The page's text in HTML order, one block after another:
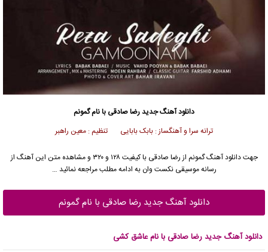
دانلود آهنگ جدیدرضا صادقی با نام گمونم
ترانه سرا و آهنگساز : بابک بابایی تنظیم : معین راهبر
جهت دانلود آهنگ گمونم از رضا صادقی
با کیفیت ۱۲۸ و ۳۲۰ و مشاهده متن این آهنگ از
رسانه موسیقی نکست وان به ادامه مطلب مراجعه نمائید …
دانلود آهنگ جدید رضا صادقی با نام گمونم
دانلود آهنگ جدید رضا صادقی با نام عاشق کشی